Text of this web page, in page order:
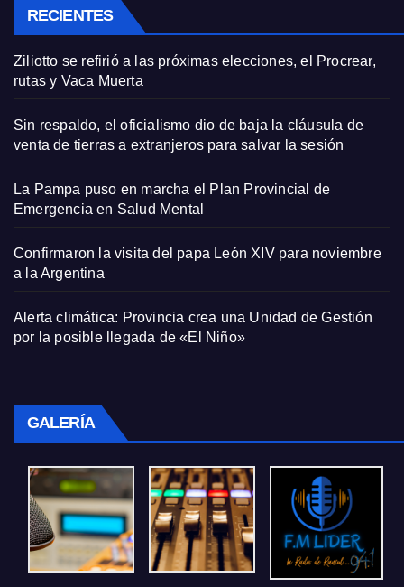
RECIENTES
Ziliotto se refirió a las próximas elecciones, el Procrear,
rutas y Vaca Muerta
Sin respaldo, el oficialismo dio de baja la cláusula de
venta de tierras a extranjeros para salvar la sesión
La Pampa puso en marcha el Plan Provincial de
Emergencia en Salud Mental
Confirmaron la visita del papa León XIV para noviembre
a la Argentina
Alerta climática: Provincia crea una Unidad de Gestión
por la posible llegada de «El Niño»
GALERÍA